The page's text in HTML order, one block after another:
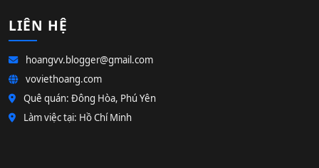
LIÊN HỆ
hoangvv.blogger@gmail.com
voviethoang.com
Quê quán: Đông Hòa, Phú Yên
Làm việc tại: Hồ Chí Minh